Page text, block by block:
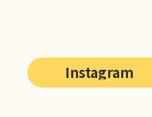
Instagram